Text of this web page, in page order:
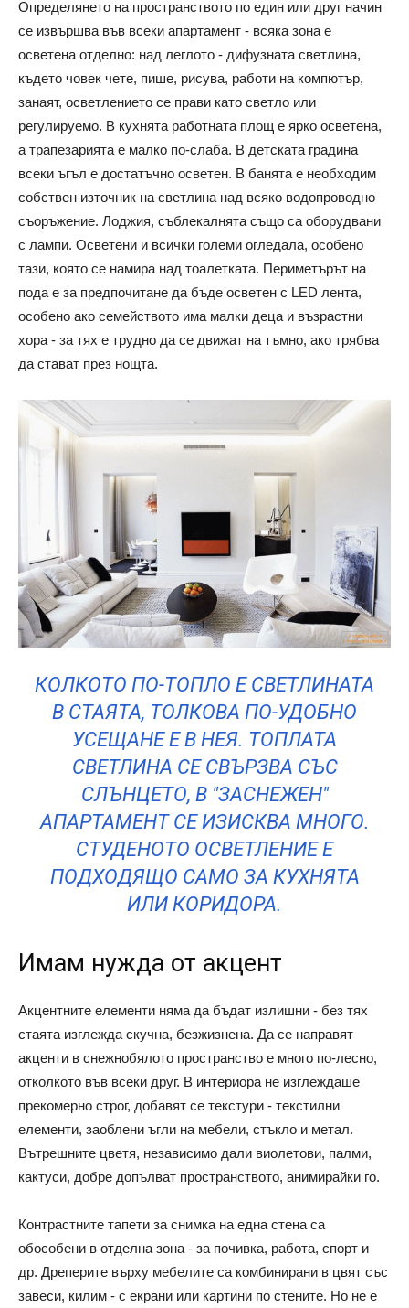
Определянето на пространството по един или друг начин
се извършва във всеки апартамент - всяка зона е
осветена отделно: над леглото - дифузната светлина,
където човек чете, пише, рисува, работи на компютър,
занаят, осветлението се прави като светло или
регулируемо. В кухнята работната площ е ярко осветена,
а трапезарията е малко по-слаба. В детската градина
всеки ъгъл е достатъчно осветен. В банята е необходим
собствен източник на светлина над всяко водопроводно
съоръжение. Лоджия, съблекалнята също са оборудвани
с лампи. Осветени и всички големи огледала, особено
тази, която се намира над тоалетката. Периметърът на
пода е за предпочитане да бъде осветен с LED лента,
особено ако семейството има малки деца и възрастни
хора - за тях е трудно да се движат на тъмно, ако трябва
да стават през нощта.
КОЛКОТО ПО-ТОПЛО Е СВЕТЛИНАТА
В СТАЯТА, ТОЛКОВА ПО-УДОБНО
УСЕЩАНЕ Е В НЕЯ. ТОПЛАТА
СВЕТЛИНА СЕ СВЪРЗВА СЪС
СЛЪНЦЕТО, В "ЗАСНЕЖЕН"
АПАРТАМЕНТ СЕ ИЗИСКВА МНОГО.
СТУДЕНОТО ОСВЕТЛЕНИЕ Е
ПОДХОДЯЩО САМО ЗА КУХНЯТА
ИЛИ КОРИДОРА.
Имам нужда от акцент
Акцентните елементи няма да бъдат излишни - без тях
стаята изглежда скучна, безжизнена. Да се ​​направят
акценти в снежнобялото пространство е много по-лесно,
отколкото във всеки друг. В интериора не изглеждаше
прекомерно строг, добавят се текстури - текстилни
елементи, заоблени ъгли на мебели, стъкло и метал.
Вътрешните цветя, независимо дали виолетови, палми,
кактуси, добре допълват пространството, анимирайки го.
Контрастните тапети за снимка на една стена са
обособени в отделна зона - за почивка, работа, спорт и
др. Дреперите върху мебелите са комбинирани в цвят със
завеси, килим - с екрани или картини по стените. Но не е